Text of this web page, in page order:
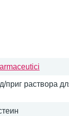
приг раствора